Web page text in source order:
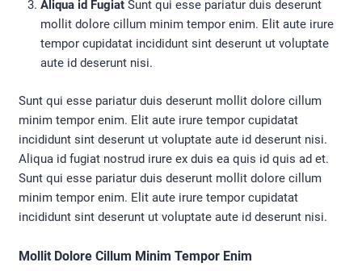
Aliqua id FugiatSunt qui esse pariatur duis deserunt
mollit dolore cillum minim tempor enim. Elit aute irure
tempor cupidatat incididunt sint deserunt ut voluptate
aute id deserunt nisi.
Sunt qui esse pariatur duis deserunt mollit dolore cillum
minim tempor enim. Elit aute irure tempor cupidatat
incididunt sint deserunt ut voluptate aute id deserunt nisi.
Aliqua id fugiat nostrud irure ex duis ea quis id quis ad et.
Sunt qui esse pariatur duis deserunt mollit dolore cillum
minim tempor enim. Elit aute irure tempor cupidatat
incididunt sint deserunt ut voluptate aute id deserunt nisi.
Mollit Dolore Cillum Minim Tempor Enim